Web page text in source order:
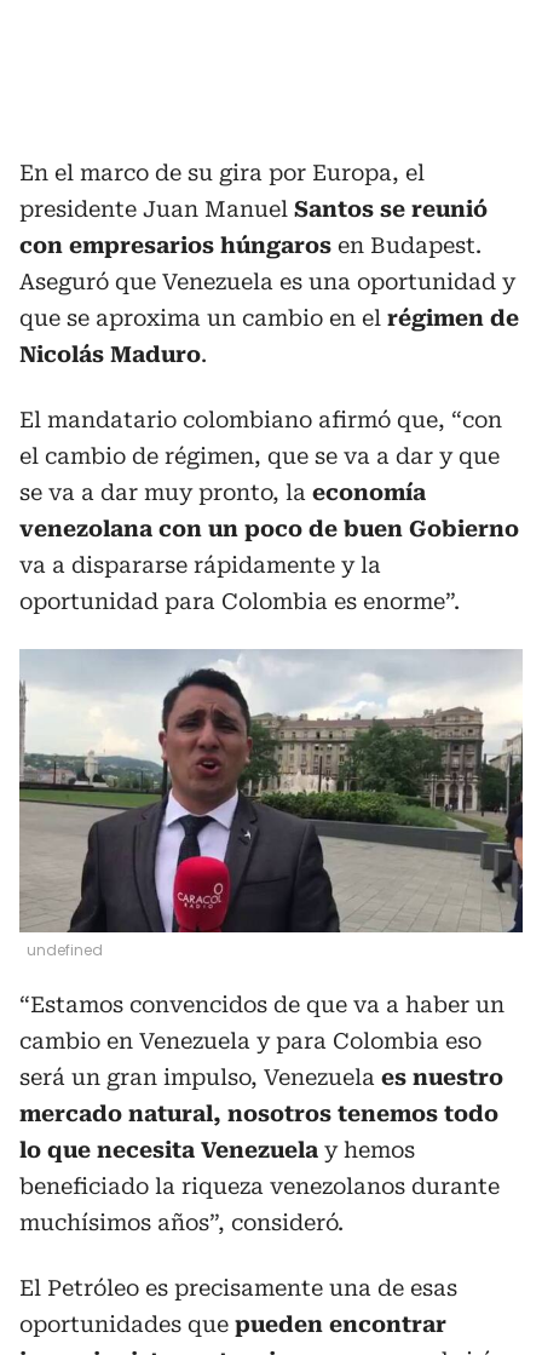
En el marco de su gira por Europa, el
presidente Juan Manuel Santos se reunió
con empresarios húngaros en Budapest.
Aseguró que Venezuela es una oportunidad y
que se aproxima un cambio en el régimen de
Nicolás Maduro.
El mandatario colombiano afirmó que, “con
el cambio de régimen, que se va a dar y que
se va a dar muy pronto, la economía
venezolana con un poco de buen Gobierno
va a dispararse rápidamente y la
oportunidad para Colombia es enorme”.
undefined
“Estamos convencidos de que va a haber un
cambio en Venezuela y para Colombia eso
será un gran impulso, Venezuela es nuestro
mercado natural, nosotros tenemos todo
lo que necesita Venezuela y hemos
beneficiado la riqueza venezolanos durante
muchísimos años”, consideró.
El Petróleo es precisamente una de esas
oportunidades que pueden encontrar